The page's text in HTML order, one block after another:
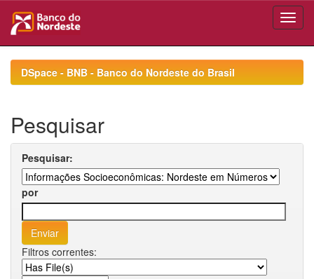
navigationDSpace - BNB - Banco do Nordeste do Brasil
Pesquisar
Pesquisar:
por
Filtros correntes: